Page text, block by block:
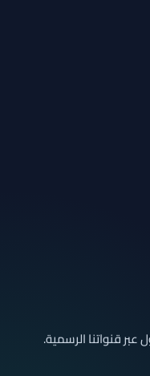
عبر قنواتنا الرسمية.